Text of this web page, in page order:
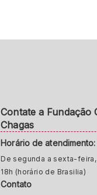
Contate a Fundação
Chagas
Horário de atendimento:
De segunda a sexta-
18h (horário de Brasilia)
Contato